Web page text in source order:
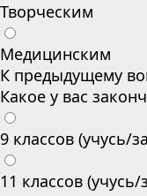
Творческим
Медицинским
К предыдущему
Какое у вас
9 классов (учусь/
11 классов